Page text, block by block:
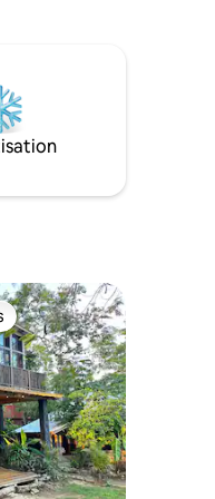
l'océan se
et apaiser